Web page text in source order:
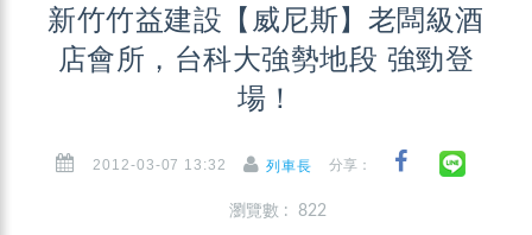
新竹竹益建設【威尼斯】老闆級酒
店會所，台科大強勢地段 強勁登
場！
2012-03-07 13:32 列車長 分享：
瀏覽數 : 822